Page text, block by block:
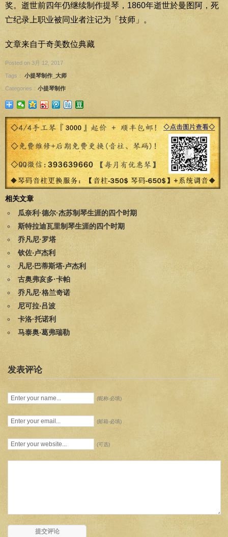
奖。逝世前四年仍继续制作提琴，1860年逝世於曼图阿，死
亡纪录上职业被同业者注记为「技师」。
文章来自于奇美数位典藏
Posted on 3月 12, 2017
Tags： 小提琴制作_大师
Categories： 小提琴制作
相关文章
瓜奈利·德尔·杰苏制琴生涯的四个时期
斯特拉迪瓦里制琴生涯的四个时期
乔凡尼·罗塔
钦佐‧卢杰利
凡尼‧巴蒂斯塔‧卢杰利
古奥弗亥多·卡帕
乔凡尼·格兰奇诺
尼可拉‧吕波
卡洛·托诺利
马泰奥‧葛弗瑞勒
发表评论
(昵称-必填)
(邮箱-必填)
(可选)